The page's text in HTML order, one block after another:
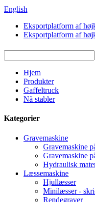
English
Eksportplatform af
Eksportplatform af
Hjem
Produkter
Gaffeltruck
Nå stabler
Kategorier
Gravemaskine
Gravemaskine
Gravemaskine
Hydraulisk
Læssemaskine
Hjullæsser
Minilæsser -
Rendegraver